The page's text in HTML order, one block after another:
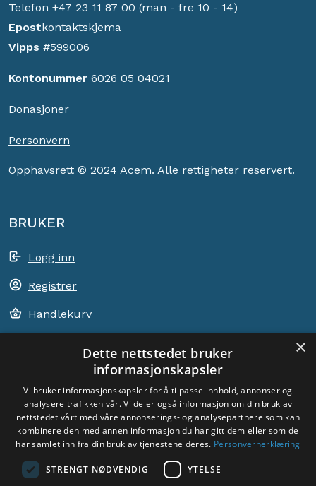
Telefon +47 23 11 87 00 (man - fre 10 - 14)
Epostkontaktskjema
Vipps #599006
Kontonummer 6026 05 04021
Donasjoner
Personvern
Opphavsrett © 2024 Acem. Alle rettigheter reservert.
BRUKER
Logg inn
Registrer
Handlekurv
ACEM VERDEN OVER
VELG LAND
Yoga
×
Dette nettstedet bruker
informasjonskapsler
Vi bruker informasjonskapsler for å tilpasse innhold, annonser og
analysere trafikken vår. Vi deler også informasjon om din bruk av
nettstedet vårt med våre annonserings- og analysepartnere som kan
kombinere den med annen informasjon du har gitt dem eller som de
har samlet inn fra din bruk av tjenestene deres. Personvernerklæring
STRENGT NØDVENDIG YTELSE